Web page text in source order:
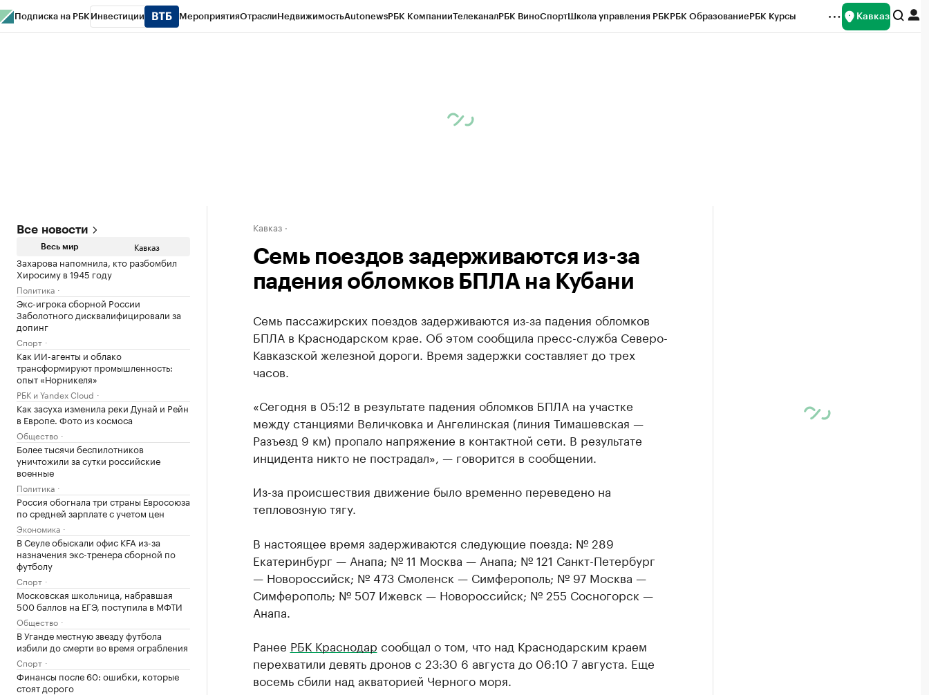
Подписка на РБК Инвестиции МероприятияОтраслиНедвижимостьAutonewsРБК КомпанииТелеканалРБК ВиноСпортШкола управления РБКРБК ОбразованиеРБК Курсы Кавказ
Все новости
Весь мир Кавказ
Захарова напомнила, кто разбомбил
Хиросиму в 1945 году
Политика
Экс-игрока сборной России
Заболотного дисквалифицировали за
допинг
Спорт
Как ИИ-агенты и облако
трансформируют промышленность:
опыт «Норникеля»
РБК и Yandex Cloud
Как засуха изменила реки Дунай и Рейн
в Европе. Фото из космоса
Общество
Более тысячи беспилотников
уничтожили за сутки российские
военные
Политика
Россия обогнала три страны Евросоюза
по средней зарплате с учетом цен
Экономика
В Сеуле обыскали офис KFA из-за
назначения экс-тренера сборной по
футболу
Спорт
Московская школьница, набравшая
500 баллов на ЕГЭ, поступила в МФТИ
Общество
В Уганде местную звезду футбола
избили до смерти во время ограбления
Спорт
Финансы после 60: ошибки, которые
стоят дорого
Кавказ
Семь поездов задерживаются из-за
падения обломков БПЛА на Кубани
Семь пассажирских поездов задерживаются из-за падения обломков
БПЛА в Краснодарском крае. Об этом сообщила пресс-служба Северо-
Кавказской железной дороги. Время задержки составляет до трех
часов.
«Сегодня в 05:12 в результате падения обломков БПЛА на участке
между станциями Величковка и Ангелинская (линия Тимашевская —
Разъезд 9 км) пропало напряжение в контактной сети. В результате
инцидента никто не пострадал», — говорится в сообщении.
Из-за происшествия движение было временно переведено на
тепловозную тягу.
В настоящее время задерживаются следующие поезда: № 289
Екатеринбург — Анапа; № 11 Москва — Анапа; № 121 Санкт-Петербург
— Новороссийск; № 473 Смоленск — Симферополь; № 97 Москва —
Симферополь; № 507 Ижевск — Новороссийск; № 255 Сосногорск —
Анапа.
Ранее РБК Краснодар сообщал о том, что над Краснодарским краем
перехватили девять дронов с 23:30 6 августа до 06:10 7 августа. Еще
восемь сбили над акваторией Черного моря.